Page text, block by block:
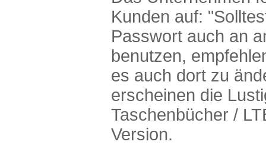
Kunden auf:
Passwort auch an
benutzen,
es auch dort zu
erscheinen die
Taschenbücher /
Version.